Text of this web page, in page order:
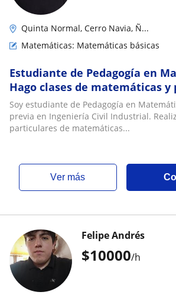
Quinta Normal, Cerro Navia, Ñ...
Matemáticas: Matemáticas básicas
Estudiante de Pedagogía en
Hago clases de matemáticas y
PAES para alumnos desde
Medio
Soy estudiante de Pedagogía en
previa en Ingeniería Civil Industrial.
particulares de matemáticas...
ver más
$10000/h
Felipe Andrés